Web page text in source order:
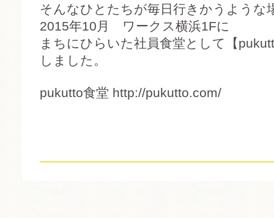
そんなひとたちが毎日行きかうような
2015年10月 ワークス横浜1Fに
まちにひらいた社員食堂として【
しました。
pukutto食堂 http://pukutto.com/